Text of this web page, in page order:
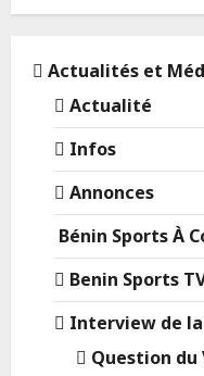
Actualités et
Actualité
Infos
Annonces
Bénin Sports À
Benin Sports
Interview de
Question du